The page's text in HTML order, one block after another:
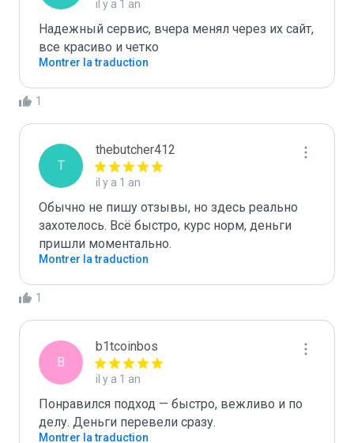
il y a 1 an
Надежный сервис, вчера менял через их сайт,
все красиво и четко
Montrer la traduction
1
T
thebutcher412
il y a 1 an
Обычно не пишу отзывы, но здесь реально
захотелось. Всё быстро, курс норм, деньги
пришли моментально.
Montrer la traduction
1
B
b1tcoinbos
il y a 1 an
Понравился подход — быстро, вежливо и по
делу. Деньги перевели сразу.
Montrer la traduction